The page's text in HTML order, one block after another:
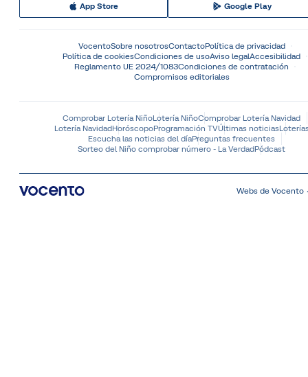
App Store Google Play
VocentoSobre nosotrosContactoPolítica de privacidad
Política de cookiesCondiciones de usoAviso legalAccesibilidad
Reglamento UE 2024/1083Condiciones de contratación
Compromisos editoriales
Comprobar Lotería NiñoLotería NiñoComprobar Lotería Navidad
Lotería NavidadHoróscopoProgramación TVÚltimas noticias
Escucha las noticias del díaPreguntas frecuentes
Sorteo del Niño comprobar número - La VerdadPódcast
Webs de Vocento